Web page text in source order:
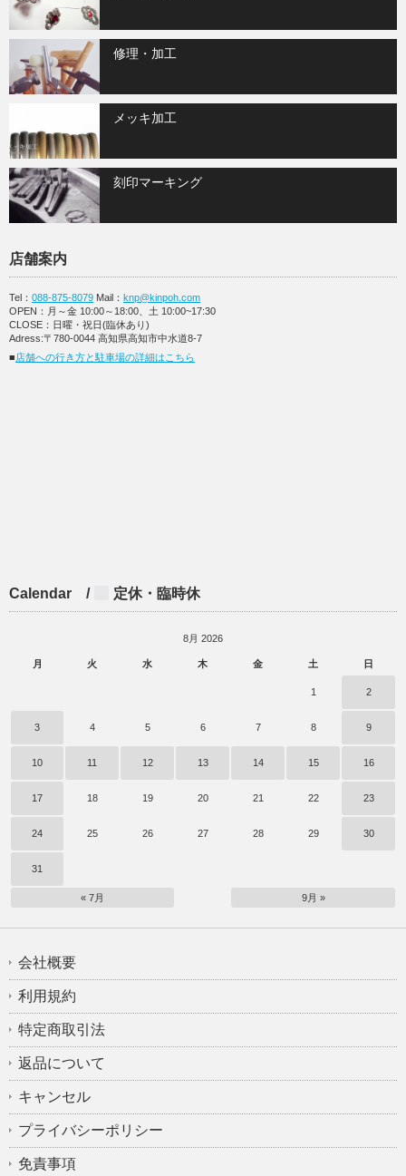
修理・加工
メッキ加工
刻印マーキング
店舗案内
Tel： 088-875-8079 Mail： knp@kinpoh.com
OPEN：月～金 10:00～18:00、土 10:00~17:30
CLOSE：日曜・祝日(臨休あり)
Adress:〒780-0044 高知県高知市中水道8-7
■店舗への行き方と駐車場の詳細はこちら
Calendar / 定休・臨時休
8月 2026
月 火 水 木 金 土 日
1 2
3 4 5 6 7 8 9
10 11 12 13 14 15 16
17 18 19 20 21 22 23
24 25 26 27 28 29 30
31
« 7月 9月 »
会社概要
利用規約
特定商取引法
返品について
キャンセル
プライバシーポリシー
免責事項